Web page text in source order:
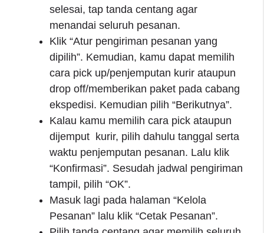
selesai, tap tanda centang agar
menandai seluruh pesanan.
Klik “Atur pengiriman pesanan yang
dipilih”. Kemudian, kamu dapat memilih
cara pick up/penjemputan kurir ataupun
drop off/memberikan paket pada cabang
ekspedisi. Kemudian pilih “Berikutnya”.
Kalau kamu memilih cara pick ataupun
dijemput kurir, pilih dahulu tanggal serta
waktu penjemputan pesanan. Lalu klik
“Konfirmasi”. Sesudah jadwal pengiriman
tampil, pilih “OK”.
Masuk lagi pada halaman “Kelola
Pesanan” lalu klik “Cetak Pesanan”.